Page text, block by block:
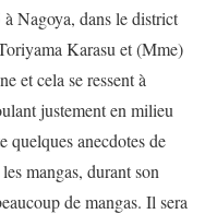
Nagoya, dans le district
Karasu et (Mme)
et cela se ressent à
justement en milieu
quelques anecdotes de
mangas, durant son
de mangas. Il sera